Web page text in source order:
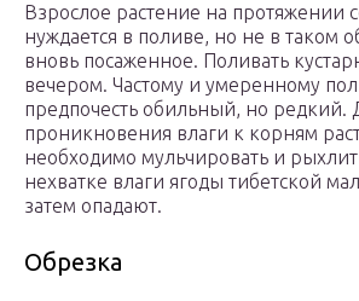
Взрослое растение на протяжении
нуждается в поливе, но не в таком
вновь посаженное. Поливать
вечером. Частому и умеренному
предпочесть обильный, но редкий.
проникновения влаги к корням
необходимо мульчировать и
нехватке влаги ягоды тибетской
затем опадают.
Обрезка